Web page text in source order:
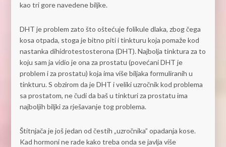
kao tri gore navedene biljke.
DHT je problem zato što oštećuje folikule dlaka, zbog čega
kosa otpada, stoga je bitno piti i tinkturu koja pomaže kod
nastanka dihidrotestosterona (DHT). Najbolja tinktura za to
koju sam ja vidio je ona za prostatu (povećani DHT je
problem i za prostatu) koja ima više biljaka formuliranih u
tinkturu. S obzirom da je DHT i veliki uzročnik kod problema
sa prostatom, ne čudi da baš u tinkturi za prostatu ima
najboljih biljki za rješavanje tog problema.
Štitnjača je još jedan od čestih „uzročnika” opadanja kose.
Kad hormoni ne rade kako treba onda se javlja više